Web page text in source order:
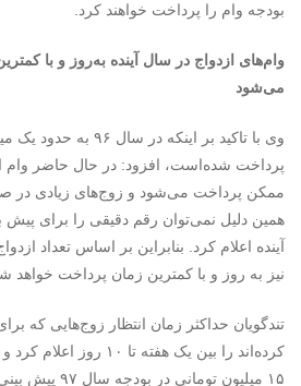
بودجه وام را پرداخت خواهند کرد.
وام‌های ازدواج در سال آینده به‌روز و با
می‌شود
وی با تاکید بر اینکه در
پرداخت شده‌است، افزود: در حال حاضر وام
ممکن پرداخت می‌شود و زوج‌های زیادی در صف
همین دلیل نمی‌توان رقم دقیقی را برای پیش
آینده اعلام کرد. بنابراین بر اساس تعداد
نیز به روز و با کمترین زمان پرداخت خواهد
تندگویان حداکثر زمان انتظار زوج‌هایی که
کرده‌اند را بین یک هفته
۱۵ میلیون